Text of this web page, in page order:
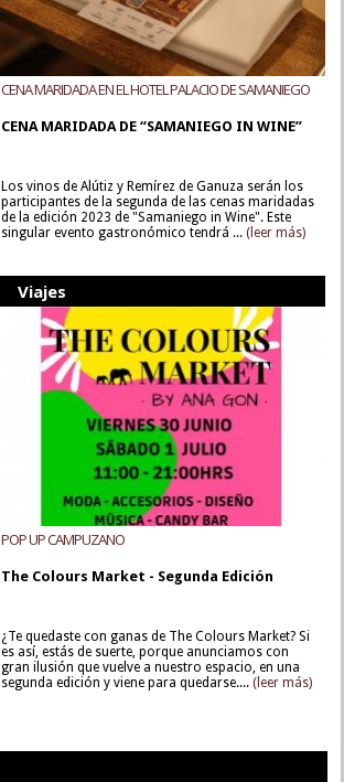
CENA MARIDADA EN EL HOTEL PALACIO DE SAMANIEGO
CENA MARIDADA DE “SAMANIEGO IN WINE”
Los vinos de Alútiz y Remírez de Ganuza serán los
participantes de la segunda de las cenas maridadas
de la edición 2023 de "Samaniego in Wine". Este
singular evento gastronómico tendrá ... (leer más)
Viajes
POP UP CAMPUZANO
The Colours Market - Segunda Edición
¿Te quedaste con ganas de The Colours Market? Si
es así, estás de suerte, porque anunciamos con
gran ilusión que vuelve a nuestro espacio, en una
segunda edición y viene para quedarse.... (leer más)